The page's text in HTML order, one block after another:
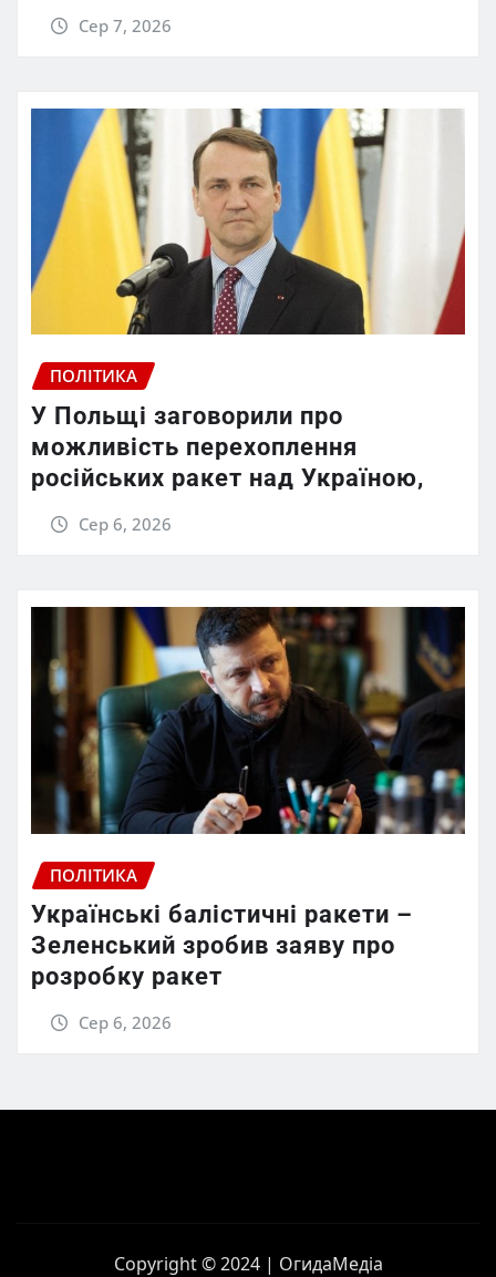
Сер 7, 2026
ПОЛІТИКА
У Польщі заговорили про
можливість перехоплення
російських ракет над Україною,
Сер 6, 2026
ПОЛІТИКА
Українські балістичні ракети –
Зеленський зробив заяву про
розробку ракет
Сер 6, 2026
Copyright © 2024 | ОгидаМедіа